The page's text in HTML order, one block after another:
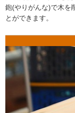
鉋(やりがんな)で木を
とができます。